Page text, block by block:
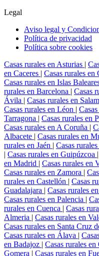
Legal
Aviso legal y
Política de privacidad
Política sobre cookies
Casas rurales en Asturias |
en Caceres | Casas rurales en
Casas rurales en Islas
rurales en Barcelona | Casas
Ávila | Casas rurales en
Casas rurales en Léon |
Tarragona | Casas rurales en
Casas rurales en A Coruña |
Albacete | Casas rurales en
rurales en Jaén | Casas
| Casas rurales en Guipúzcoa |
en Madrid | Casas rurales en
Casas rurales en Zamora |
rurales en Castellón | Casas
Guadalajara | Casas rurales
Casas rurales en Palencia |
rurales en Cuenca | Casas
Almeria | Casas rurales en
Casas rurales en Santa Cruz
Casas rurales en Álava |
en Badajoz | Casas rurales
Gomera | Casas rurales en